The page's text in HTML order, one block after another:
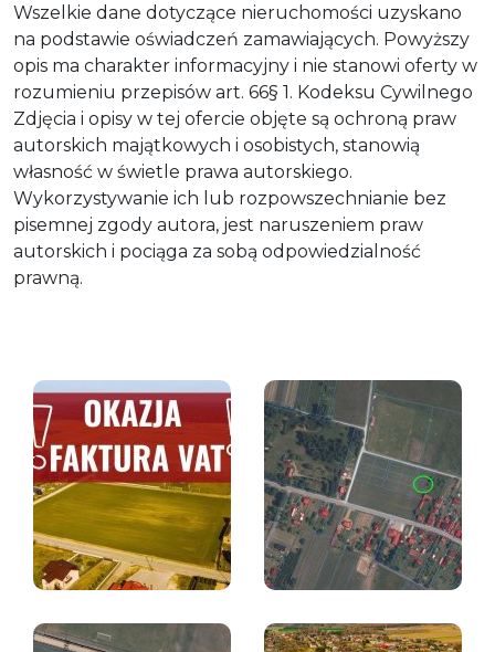
Wszelkie dane dotyczące nieruchomości uzyskano
na podstawie oświadczeń zamawiających. Powyższy
opis ma charakter informacyjny i nie stanowi oferty w
rozumieniu przepisów art. 66§ 1. Kodeksu Cywilnego
Zdjęcia i opisy w tej ofercie objęte są ochroną praw
autorskich majątkowych i osobistych, stanowią
własność w świetle prawa autorskiego.
Wykorzystywanie ich lub rozpowszechnianie bez
pisemnej zgody autora, jest naruszeniem praw
autorskich i pociąga za sobą odpowiedzialność
prawną.